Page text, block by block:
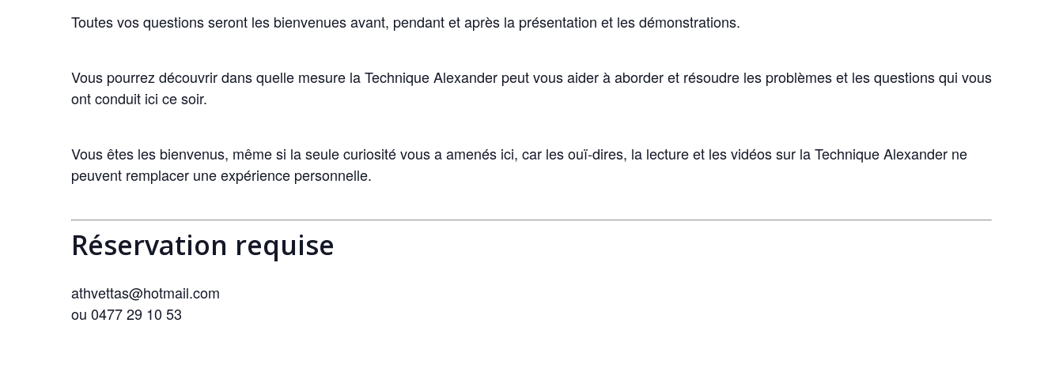
Toutes vos questions seront les bienvenues avant, pendant et après la présentation et les démonstrations.
Vous pourrez découvrir dans quelle mesure la Technique Alexander peut vous aider à aborder et résoudre les problèmes et les questions qui vous
ont conduit ici ce soir.
Vous êtes les bienvenus, même si la seule curiosité vous a amenés ici, car les ouï-dires, la lecture et les vidéos sur la Technique Alexander ne
peuvent remplacer une expérience personnelle.
Réservation requise
athvettas@hotmail.com
ou 0477 29 10 53